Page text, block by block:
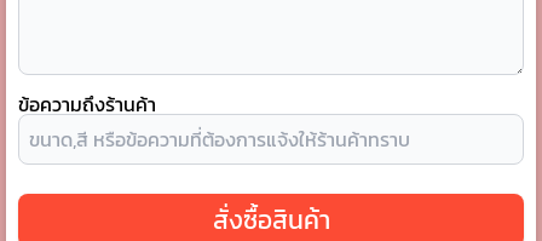
ข้อความถึงร้านค้า
สั่งซื้อสินค้า